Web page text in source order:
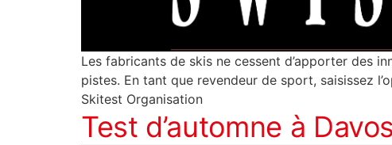
Les fabricants de skis ne cessent d’apporter des
pistes. En tant que revendeur de sport, saisissez
Skitest Organisation
Test d’automne à